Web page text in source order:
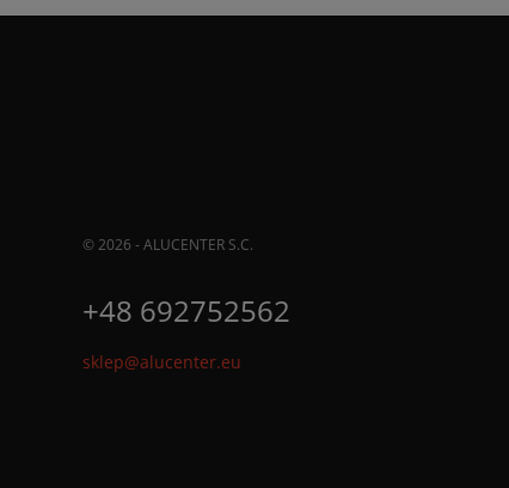
© 2026 - ALUCENTER S.C.
+48 692752562
sklep@alucenter.eu